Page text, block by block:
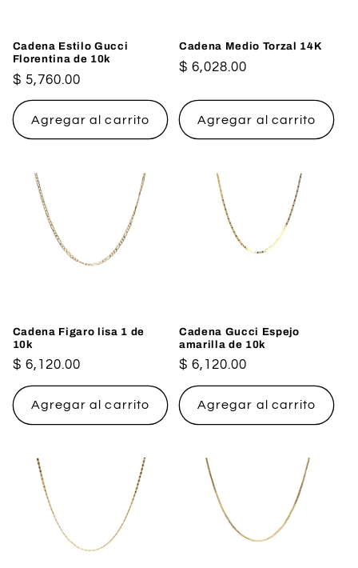
Cadena Estilo Gucci
Florentina de 10k
Precio
habitual
$ 5,760.00
Agregar al carrito
Cadena Medio Torzal 14K
Precio
$ 6,028.00
Agregar al carrito
Cadena Figaro lisa 1 de
10k
Precio
habitual
$ 6,120.00
Agregar al carrito
Cadena Gucci Espejo
amarilla de 10k
Precio
habitual
$ 6,120.00
Agregar al carrito